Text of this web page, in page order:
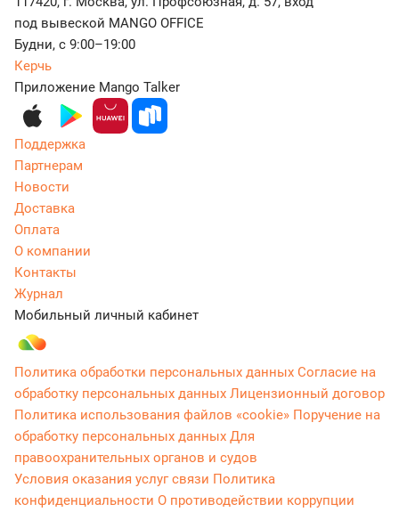
под вывеской MANGO OFFICE
Будни, с 9:00–19:00
Керчь
Приложение Mango Talker
Поддержка
Партнерам
Новости
Доставка
Оплата
О компании
Контакты
Журнал
Мобильный личный кабинет
Политика обработки персональных данных Согласие на
обработку персональных данных Лицензионный договор
Политика использования файлов «cookie» Поручение на
обработку персональных данных Для
правоохранительных органов и судов
Условия оказания услуг связи Политика
конфиденциальности О противодействии коррупции